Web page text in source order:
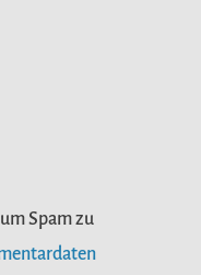
Spam zu